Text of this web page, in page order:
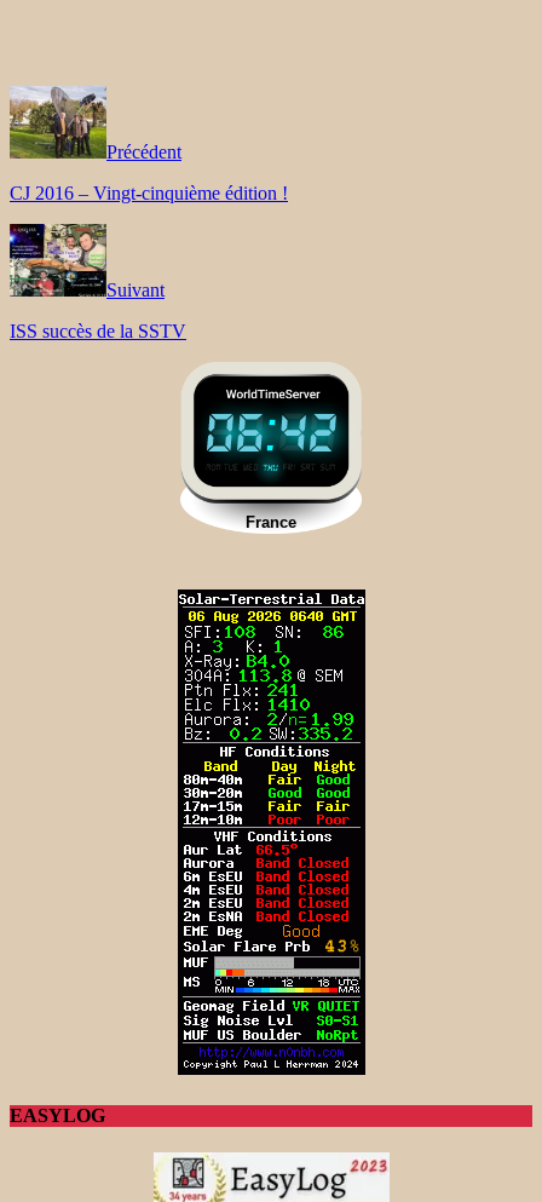
Précédent
CJ 2016 – Vingt-cinquième édition !
Suivant
ISS succès de la SSTV
EASYLOG